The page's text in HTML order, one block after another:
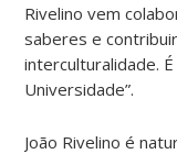
Rivelino vem
saberes e
interculturalidade.
Universidade”.
João Rivelino é